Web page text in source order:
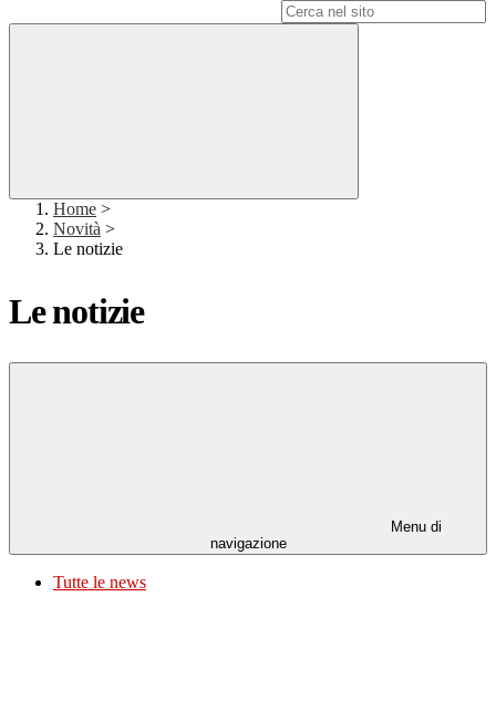
Home >
Novità >
Le notizie
Le notizie
Menu di
navigazione
Tutte le news